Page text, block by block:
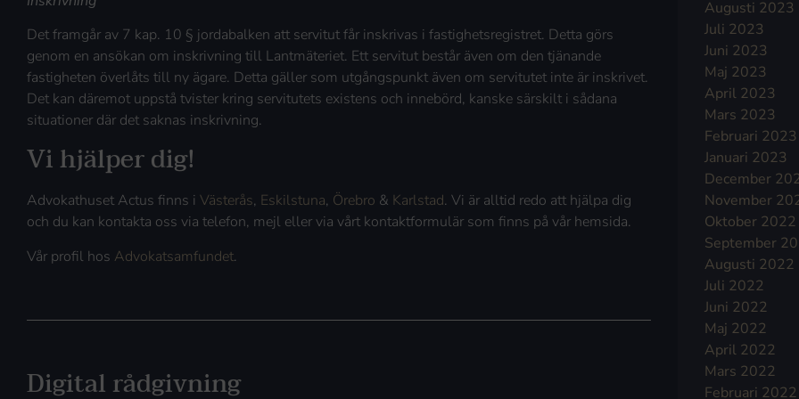
Det framgår av 7 kap. 10 § jordabalken att servitut får inskrivas i fastighetsregistret. Detta görs
genom en ansökan om inskrivning till Lantmäteriet. Ett servitut består även om den tjänande
fastigheten överlåts till ny ägare. Detta gäller som utgångspunkt även om servitutet inte är inskrivet.
Det kan däremot uppstå tvister kring servitutets existens och innebörd, kanske särskilt i sådana
situationer där det saknas inskrivning.
Vi hjälper dig!
Advokathuset Actus finns i Västerås, Eskilstuna, Örebro & Karlstad. Vi är alltid redo att hjälpa dig
och du kan kontakta oss via telefon, mejl eller via vårt kontaktformulär som finns på vår hemsida.
Vår profil hos Advokatsamfundet.
Digital rådgivning
Augusti 2023
Juli 2023
Juni 2023
Maj 2023
April 2023
Mars 2023
Februari 2023
Januari 2023
December
November
Oktober 2022
September
Augusti 2022
Juli 2022
Juni 2022
Maj 2022
April 2022
Mars 2022
Februari 2022